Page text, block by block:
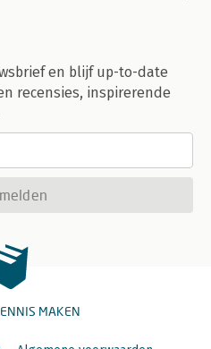
en blijf up-to-date
recensies, inspirerende
MAKEN